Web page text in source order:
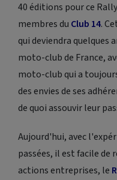
40 éditions pour ce
membres du Club 14.
qui deviendra quelques
moto-club de France,
moto-club qui a
des envies de ses
de quoi assouvir leur
Aujourd'hui, avec
passées, il est facile
actions entreprises, le